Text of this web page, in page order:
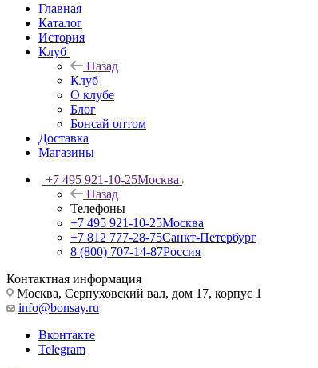
Главная
Каталог
История
Клуб
Назад
Клуб
О клубе
Блог
Бонсай оптом
Доставка
Магазины
+7 495 921-10-25Москва
Назад
Телефоны
+7 495 921-10-25Москва
+7 812 777-28-75Санкт-Петербург
8 (800) 707-14-87Россия
Контактная информация
Москва, Cерпуховский вал, дом 17, корпус 1
info@bonsay.ru
Вконтакте
Telegram